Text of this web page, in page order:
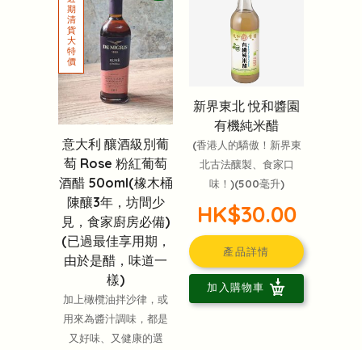
意大利 釀酒級別葡
萄 Rose 粉紅葡萄
酒醋 50oml(橡木桶
陳釀3年，坊間少
見，食家廚房必備)
(已過最佳享用期，
由於是醋，味道一
樣)
加上橄欖油拌沙律，或
用來為醬汁調味，都是
又好味、又健康的選
新界東北 悅和醬園
有機純米醋
(香港人的驕傲！新界東
北古法釀製、食家口
味！)(500毫升)
HK$30.00
產品詳情
加入購物車